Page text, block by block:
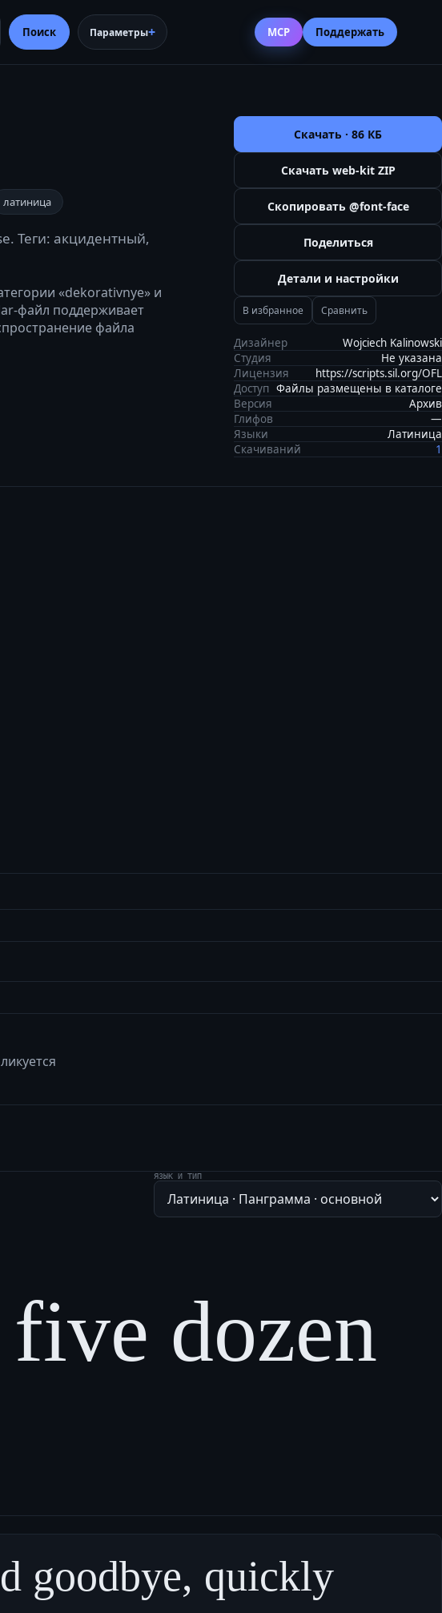
Поиск Параметры MCP Поддержать
латиница
Теги: акцидентный,
«dekorativnye» и
файл поддерживает
файла
Скачать · 86 КБ
Скачать web-kit ZIP
Скопировать @font-face
Поделиться
Детали и настройки
В избранное Сравнить
Дизайнер
Wojciech Kalinowski
Студия
Не указана
Лицензия
https://scripts.sil.org/OFL
Доступ Файлы размещены в каталоге
Версия
Архив
Глифов
—
Языки
Латиница
Скачиваний
1
ЯЗЫК И ТИП
dozen
goodbye, quickly